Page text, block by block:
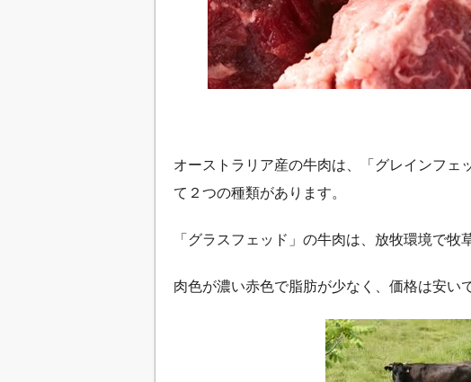
オーストラリア産の牛肉は、「グレインフェ
て２つの種類があります。
「グラスフェッド」の牛肉は、放牧環境で牧
肉色が濃い赤色で脂肪が少なく、価格は安い